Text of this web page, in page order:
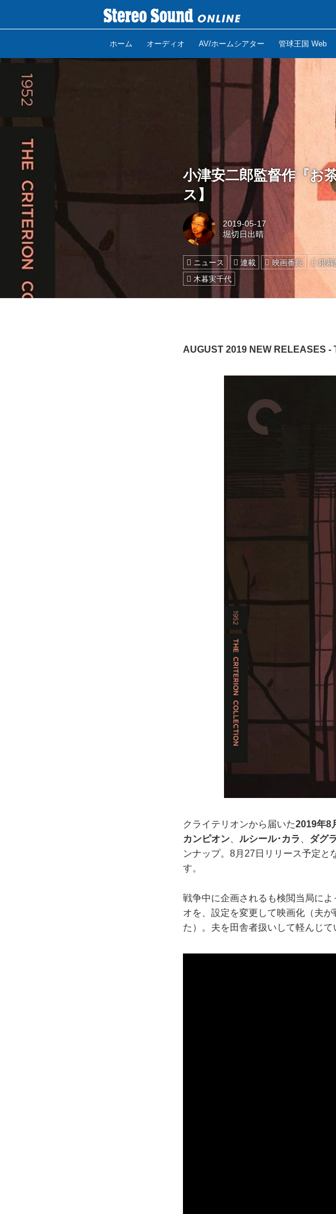
ホーム オーディオ AV/ホームシアター 管球王国 Web
小津安二郎監督作『お
ス】
2019-05-17
堀切日出晴
ニュース 連載 映画番長 銀幕
木暮実千代
AUGUST 2019 NEW RELEASES -
クライテリオンから届いた2019年8
カンピオン
ルシール･カラ ダグ
ンナップ。8月27日リリース予定と
す。
戦争中に企画されるも検閲当局に
オを、設定を変更して映画化（夫
た）。夫を田舎者扱いして軽んじ